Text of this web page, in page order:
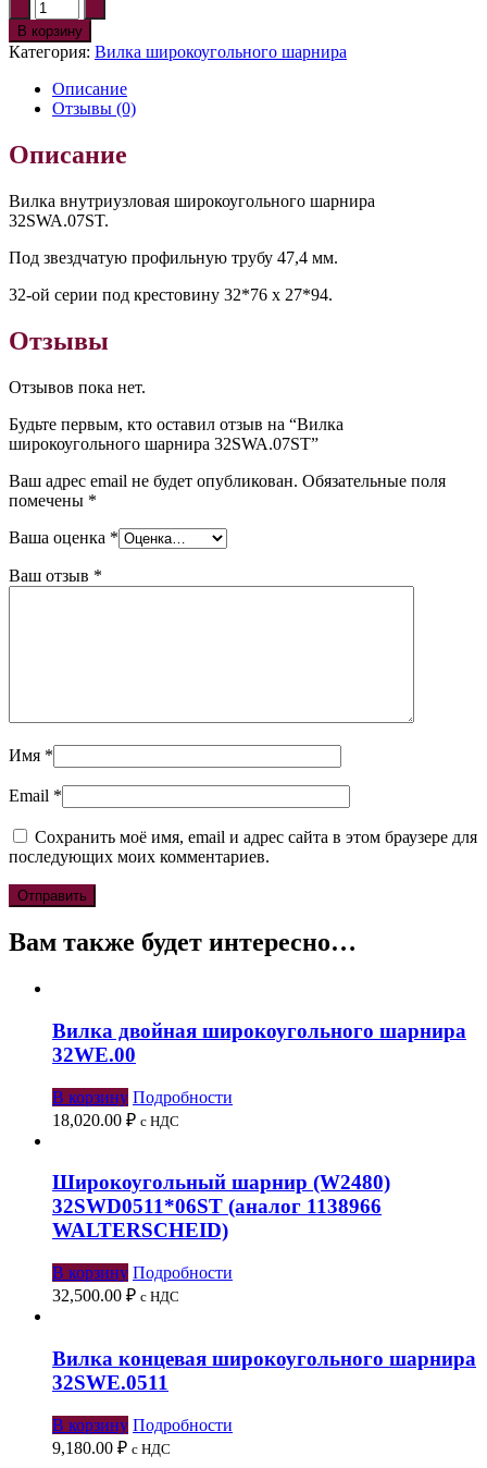
В корзину
Категория: Вилка широкоугольного шарнира
Описание
Отзывы (0)
Описание
Вилка внутриузловая широкоугольного шарнира
32SWA.07ST.
Под звездчатую профильную трубу 47,4 мм.
32-ой серии под крестовину 32*76 х 27*94.
Отзывы
Отзывов пока нет.
Будьте первым, кто оставил отзыв на “Вилка
широкоугольного шарнира 32SWA.07ST”
Ваш адрес email не будет опубликован. Обязательные поля
помечены *
Ваша оценка *
Ваш отзыв *
Имя *
Email *
Сохранить моё имя, email и адрес сайта в этом браузере для
последующих моих комментариев.
Вам также будет интересно…
Вилка двойная широкоугольного шарнира
32WЕ.00
В корзину Подробности
18,020.00 ₽ с НДС
Широкоугольный шарнир (W2480)
32SWD0511*06ST (аналог 1138966
WALTERSCHEID)
В корзину Подробности
32,500.00 ₽ с НДС
Вилка концевая широкоугольного шарнира
32SWЕ.0511
В корзину Подробности
9,180.00 ₽ с НДС